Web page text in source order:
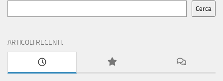
Cerca
ARTICOLI RECENTI: